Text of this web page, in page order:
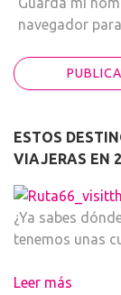
navegador
ESTOS
VIAJERAS EN
¿Ya sabes
tenemos unas
Leer más